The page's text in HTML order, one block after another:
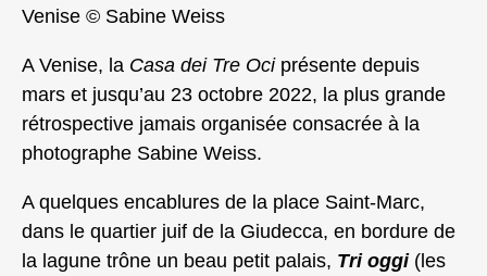
Venise © Sabine Weiss
A Venise, la Casa dei Tre Ociprésente depuis
mars et jusqu’au 23 octobre 2022, la plus grande
rétrospective jamais organisée consacrée à la
photographe Sabine Weiss.
A quelques encablures de la place Saint-Marc,
dans le quartier juif de la Giudecca, en bordure de
la lagune trône un beau petit palais, Tri oggi(les